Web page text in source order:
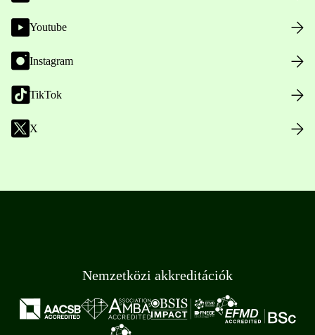
Youtube
Instagram
TikTok
X
Nemzetközi akkreditációk